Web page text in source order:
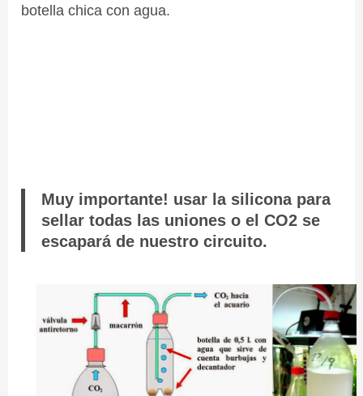
botella chica con agua.
Muy importante! usar la silicona para
sellar todas las uniones o el CO2 se
escapará de nuestro circuito.